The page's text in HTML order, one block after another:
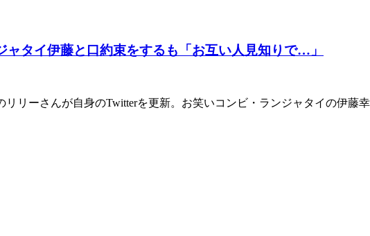
ャタイ伊藤と口約束をするも「お互い人見知りで…」
リリーさんが自身のTwitterを更新。お笑いコンビ・ランジャタイの伊藤